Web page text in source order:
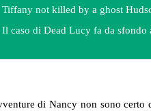
Tiffany not killed by a ghost
Il caso di Dead Lucy fa da sfondo
di Nancy non sono certo